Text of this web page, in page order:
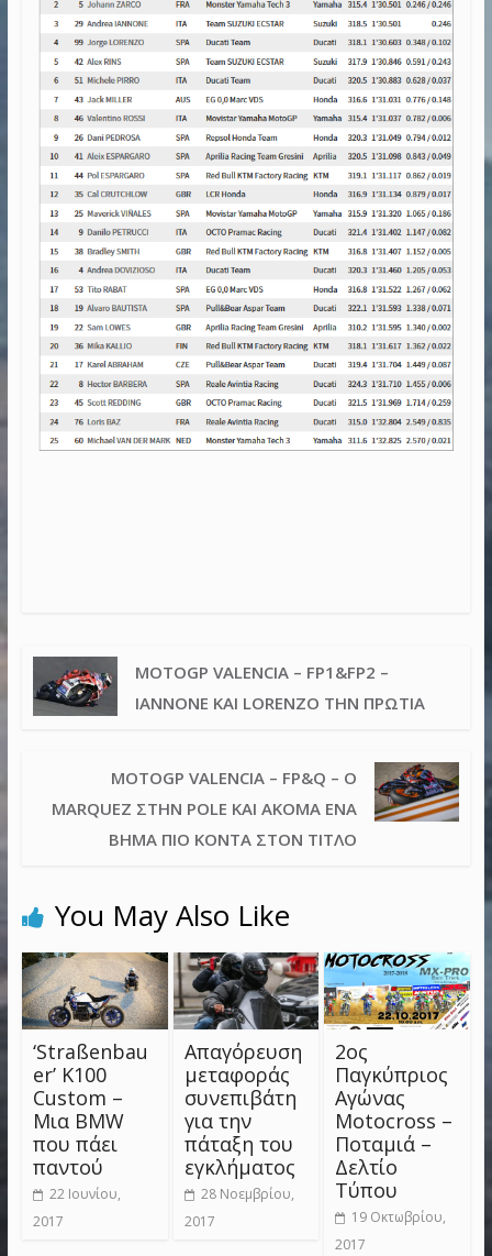
MOTOGP VALENCIA – FP1&FP2 –
IANNONE ΚΑΙ LORENZO ΤΗΝ ΠΡΩΤΙΆ
MOTOGP VALENCIA – FP&Q – Ο
MARQUEZ ΣΤΗΝ POLE ΚΑΙ ΑΚΌΜΑ ΈΝΑ
ΒΉΜΑ ΠΙΟ ΚΟΝΤΆ ΣΤΟΝ ΤΊΤΛΟ
You May Also Like
‘Straßenbau
er’ K100
Custom –
Μια BMW
που πάει
παντού
22 Ιουνίου,
2017
Απαγόρευση
μεταφοράς
συνεπιβάτη
για την
πάταξη του
εγκλήματος
28 Νοεμβρίου,
2017
2ος
Παγκύπριος
Αγώνας
Motocross –
Ποταμιά –
Δελτίο
Τύπου
19 Οκτωβρίου,
2017